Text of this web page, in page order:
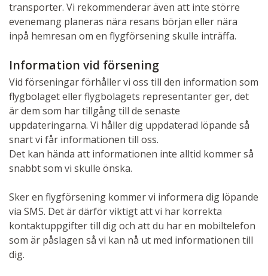
transporter. Vi rekommenderar även att inte större
evenemang planeras nära resans början eller nära
inpå hemresan om en flygförsening skulle inträffa.
Information vid försening
Vid förseningar förhåller vi oss till den information som
flygbolaget eller flygbolagets representanter ger, det
är dem som har tillgång till de senaste
uppdateringarna. Vi håller dig uppdaterad löpande så
snart vi får informationen till oss.
Det kan hända att informationen inte alltid kommer så
snabbt som vi skulle önska.
Sker en flygförsening kommer vi informera dig löpande
via SMS. Det är därför viktigt att vi har korrekta
kontaktuppgifter till dig och att du har en mobiltelefon
som är påslagen så vi kan nå ut med informationen till
dig.